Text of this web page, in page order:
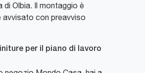
di Olbia. Il montaggio è
avvisato con preavviso
per il piano di lavoro